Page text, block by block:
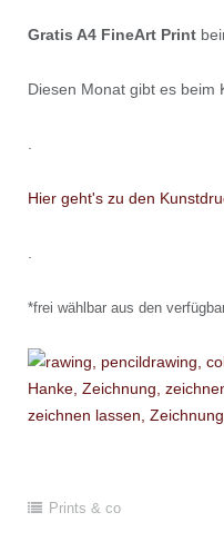
Gratis A4 FineArt Print
Diesen Monat gibt es beim
Hier geht's zu den
*frei wählbar aus den
Prints & co